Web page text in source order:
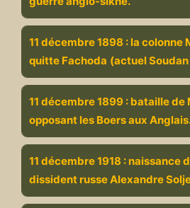
11 décembre 1898 : la colonne
quitte Fachoda (actuel
11 décembre 1899 : bataille
opposant les Boers aux
11 décembre 1918 : naissance
dissident russe Alexandre